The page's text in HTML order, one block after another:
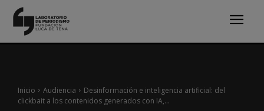
Inicio Audiencia
Desinformación e inteligencia artificial: del
clickbait a los contenidos generados con IA,...